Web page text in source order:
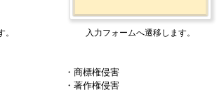
入力フォームへ遷移します。
・商標権侵害
・著作権侵害